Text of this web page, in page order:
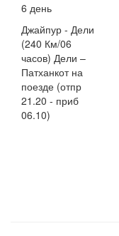
6 день
Джайпур - Дели
(240 Км/06
часов) Дели –
Патханкот на
поезде (отпр
21.20 - приб
06.10)